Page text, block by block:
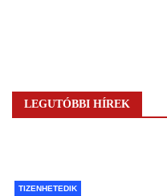
LEGUTÓBBI HÍREK
TIZENHETEDIK